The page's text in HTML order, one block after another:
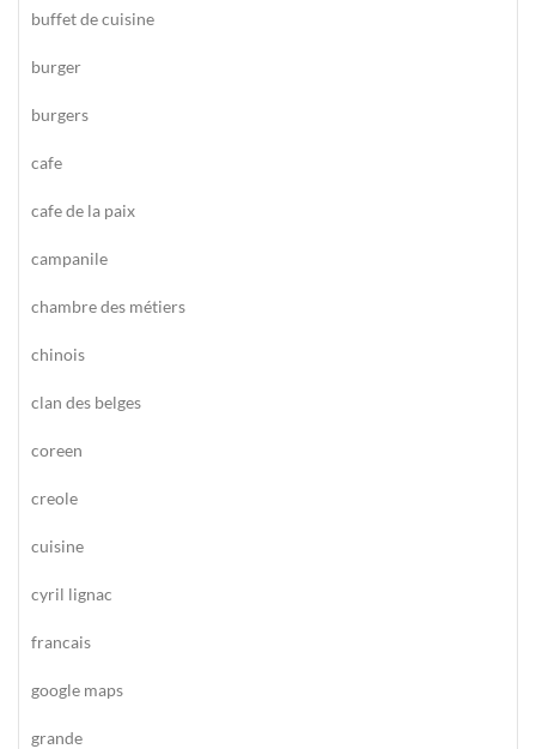
buffet de cuisine
burger
burgers
cafe
cafe de la paix
campanile
chambre des métiers
chinois
clan des belges
coreen
creole
cuisine
cyril lignac
francais
google maps
grande